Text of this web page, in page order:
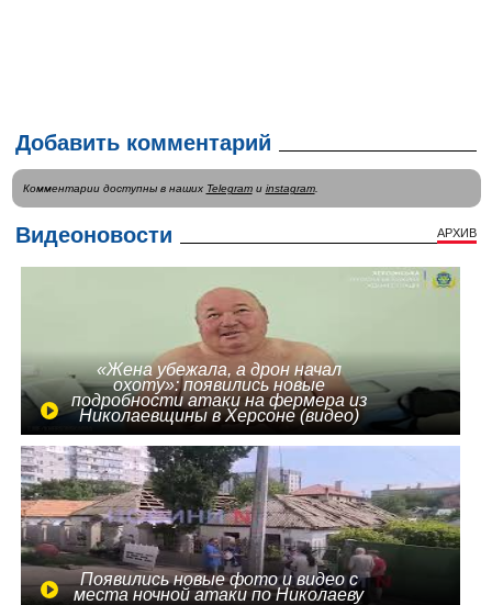
Добавить комментарий
Комментарии доступны в наших Telegramи instagram.
Видеоновости АРХИВ
«Жена убежала, а дрон начал
охоту»: появились новые
подробности атаки на фермера из
Николаевщины в Херсоне (видео)
Появились новые фото и видео с
места ночной атаки по Николаеву